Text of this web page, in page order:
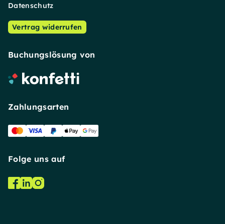
Datenschutz
Vertrag widerrufen
Buchungslösung von
Zahlungsarten
Folge uns auf